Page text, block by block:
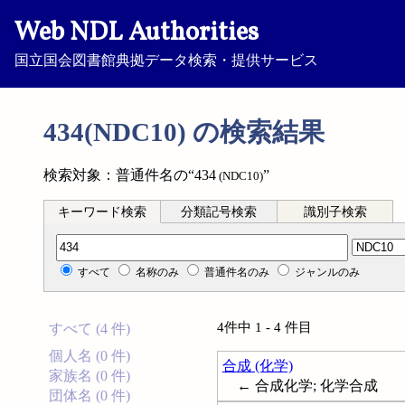
Web NDL Authorities
国立国会図書館典拠データ検索・提供サービス
434(NDC10) の検索結果
検索対象：普通件名の“434 (NDC10)”
キーワード検索 分類記号検索 識別子検索
分類記号検索
すべて 名称のみ 普通件名のみ ジャンルのみ
すべて (4 件)
個人名 (0 件)
家族名 (0 件)
団体名 (0 件)
4件中 1 - 4 件目
合成 (化学)
← 合成化学; 化学合成